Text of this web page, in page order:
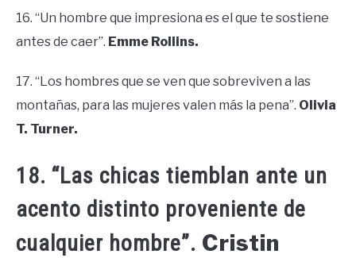
16. “Un hombre que impresiona es el que te sostiene
antes de caer”. Emme Rollins.
17. “Los hombres que se ven que sobreviven a las
montañas, para las mujeres valen más la pena”. Olivia
T. Turner.
18. “Las chicas tiemblan ante un
acento distinto proveniente de
cualquier hombre”. Cristin